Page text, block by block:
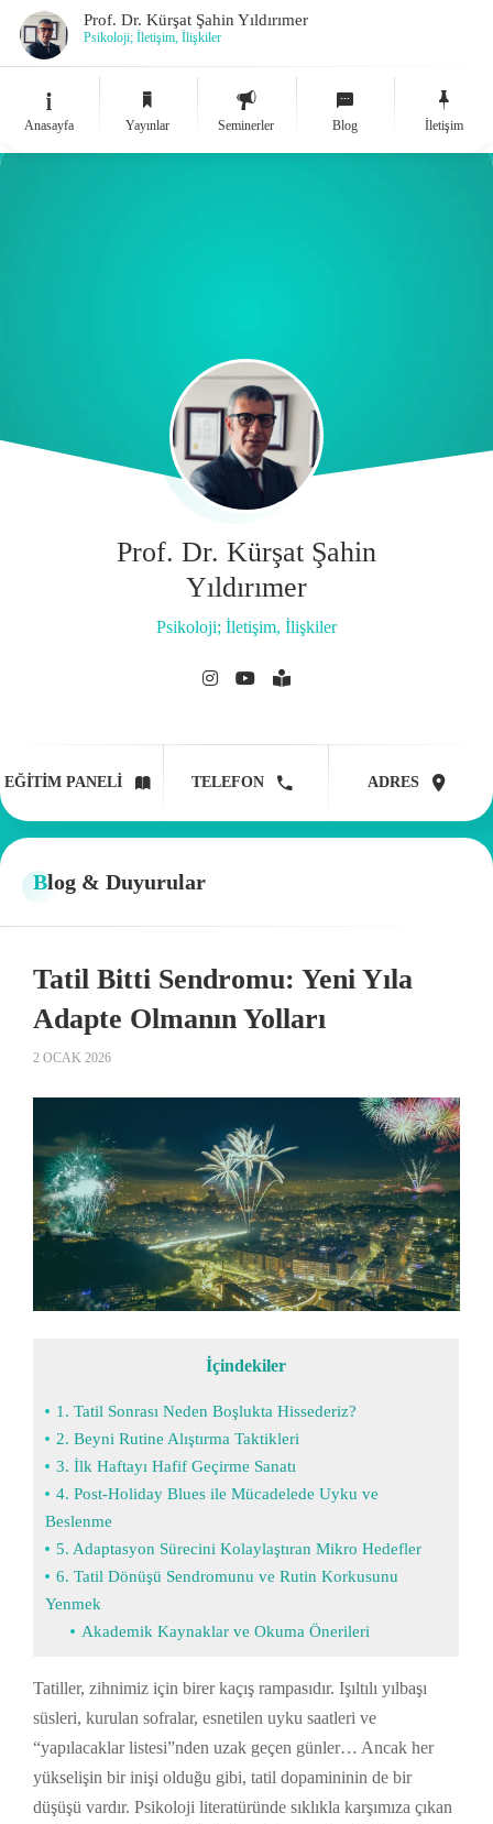
Prof. Dr. Kürşat Şahin Yıldırımer
Psikoloji; İletişim, İlişkiler
Anasayfa Yayınlar Seminerler Blog İletişim
Prof. Dr. Kürşat Şahin
Yıldırımer
Psikoloji; İletişim, İlişkiler
EĞITIM PANELI TELEFON ADRES
Blog & Duyurular
Tatil Bitti Sendromu: Yeni Yıla
Adapte Olmanın Yolları
2 OCAK 2026
İçindekiler
1. Tatil Sonrası Neden Boşlukta Hissederiz?
2. Beyni Rutine Alıştırma Taktikleri
3. İlk Haftayı Hafif Geçirme Sanatı
4. Post-Holiday Blues ile Mücadelede Uyku ve
Beslenme
5. Adaptasyon Sürecini Kolaylaştıran Mikro Hedefler
6. Tatil Dönüşü Sendromunu ve Rutin Korkusunu
Yenmek
Akademik Kaynaklar ve Okuma Önerileri
Tatiller, zihnimiz için birer kaçış rampasıdır. Işıltılı yılbaşı
süsleri, kurulan sofralar, esnetilen uyku saatleri ve
“yapılacaklar listesi”nden uzak geçen günler… Ancak her
yükselişin bir inişi olduğu gibi, tatil dopamininin de bir
düşüşü vardır. Psikoloji literatüründe sıklıkla karşımıza çıkan